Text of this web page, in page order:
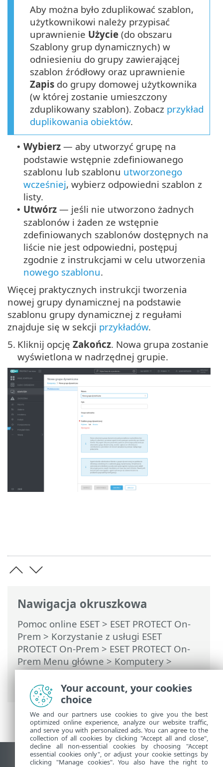
Nawigacja okruszkowa
Pomoc online ESET> ESET PROTECT On-
Prem > Korzystanie z usługi ESET
PROTECT On-Prem > ESET PROTECT On-
Prem Menu główne>Komputery>
Grupy>Grupy dynamiczne> Tworzenie
nowej grupy dynamicznej
Aby można było zduplikować szablon,
użytkownikowi należy przypisać
uprawnienie Użycie (do obszaru
Szablony grup dynamicznych) w
odniesieniu do grupy zawierającej
szablon źródłowy oraz uprawnienie
Zapis do grupy domowej użytkownika
(w której zostanie umieszczony
zduplikowany szablon). Zobacz przykład
duplikowania obiektów.
• Wybierz — aby utworzyć grupę na
podstawie wstępnie zdefiniowanego
szablonu lub szablonu utworzonego
wcześniej, wybierz odpowiedni szablon z
listy.
• Utwórz — jeśli nie utworzono żadnych
szablonów i żaden ze wstępnie
zdefiniowanych szablonów dostępnych na
liście nie jest odpowiedni, postępuj
zgodnie z instrukcjami w celu utworzenia
nowego szablonu.
Więcej praktycznych instrukcji tworzenia
nowej grupy dynamicznej na podstawie
szablonu grupy dynamicznej z regułami
znajduje się w sekcji przykładów.
5. Kliknij opcję Zakończ. Nowa grupa zostanie
wyświetlona w nadrzędnej grupie.
Wyświetl witrynę internetową dla
Your account, your cookies
choice
We and our partners use cookies to give you the best
optimized online experience, analyze our website traffic,
and serve you with personalized ads. You can agree to the
collection of all cookies by clicking "Accept all and close",
decline all non-essential cookies by choosing "Accept
essential cookies only", or adjust your cookie settings by
clicking "Manage cookies". You also have the right to